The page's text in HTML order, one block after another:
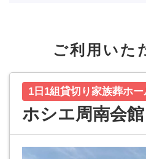
ご利用いた
ホシエ周南会館
1日1組貸切り家族葬ホー